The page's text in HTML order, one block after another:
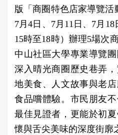
版「商圈特色店家導覽活
7月4日、7月11日、7月
15時至18時）辦理5場次
中山社區大學專業導覽
深入晴光商圈歷史巷弄
地美食、人文故事與老
食品嚐體驗。市民朋友
最佳見證者，更能於初
懷與舌尖美味的深度街廓